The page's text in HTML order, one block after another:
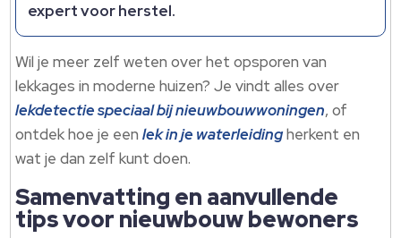
expert voor herstel.
Wil je meer zelf weten over het opsporen van
lekkages in moderne huizen? Je vindt alles over
lekdetectie speciaal bij nieuwbouwwoningen, of
ontdek hoe je eenlek in je waterleidingherkent en
wat je dan zelf kunt doen.
Samenvatting en aanvullende
tips voor nieuwbouw bewoners